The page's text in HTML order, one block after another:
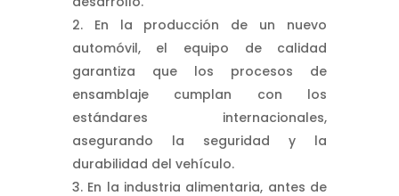
En la producción de un nuevo
automóvil, el equipo de calidad
garantiza que los procesos de
ensamblaje cumplan con los
estándares internacionales,
asegurando la seguridad y la
durabilidad del vehículo.
En la industria alimentaria, antes de